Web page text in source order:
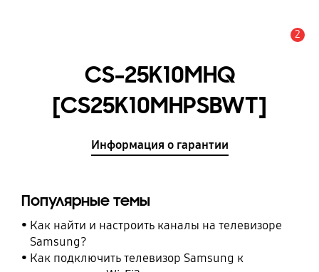
2
CS-25K10MHQ
[CS25K10MHPSBWT]
Информация о гарантии
Популярные темы
Как найти и настроить каналы на телевизоре
Samsung?
Как подключить телевизор Samsung к